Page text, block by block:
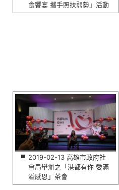
食饗宴 攜手照扶弱勢」活動
2019-02-13 高雄市政府社
會局舉辦之「港都有你 愛滿
溢感恩」茶會